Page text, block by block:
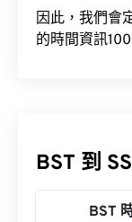
因此，我們會
的時間資訊
BST 到
BST